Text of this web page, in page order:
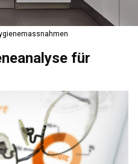
für